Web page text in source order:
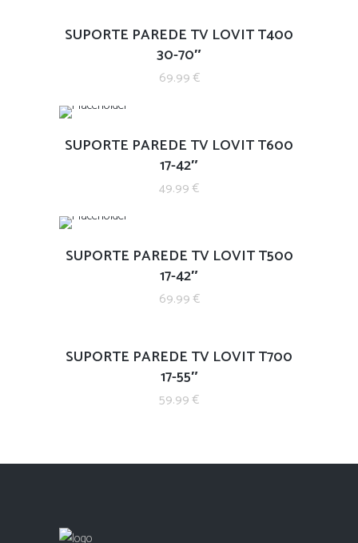
SUPORTE PAREDE TV LOVIT T400
30-70″
69.99 €
SUPORTE PAREDE TV LOVIT T600
17-42″
49.99 €
SUPORTE PAREDE TV LOVIT T500
17-42″
69.99 €
SUPORTE PAREDE TV LOVIT T700
17-55″
59.99 €